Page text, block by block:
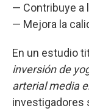
— Contribuye a
— Mejora la
En un estudio
inversión de
arterial media
investigadores